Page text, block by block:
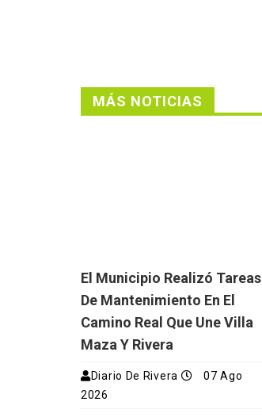
MÁS NOTICIAS
El Municipio Realizó Tareas
De Mantenimiento En El
Camino Real Que Une Villa
Maza Y Rivera
Diario De Rivera
07 Ago
2026